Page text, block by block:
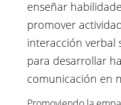
enseñar
promover
interacción verbal
para desarrollar
comunicación en